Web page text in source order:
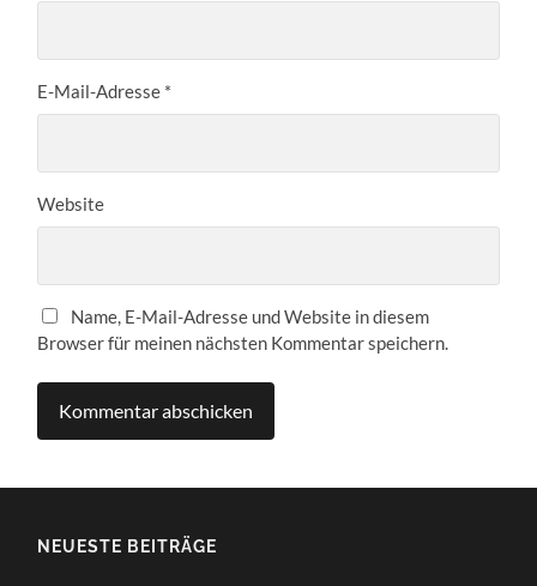
E-Mail-Adresse *
Website
Name, E-Mail-Adresse und Website in diesem
Browser für meinen nächsten Kommentar speichern.
NEUESTE BEITRÄGE